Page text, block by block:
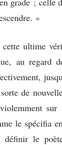
»
ultime
au regard
de
violemment
le spécifia
définir le